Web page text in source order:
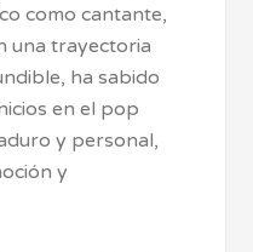
como cantante,
una trayectoria
ha sabido
en el pop
y personal,
y